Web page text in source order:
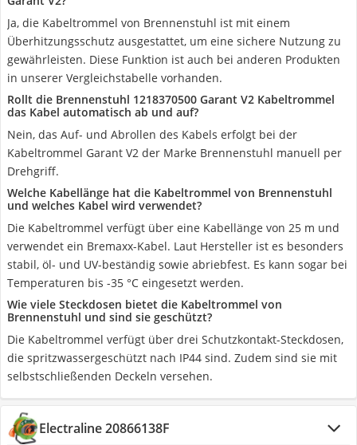
Ja, die Kabeltrommel von Brennenstuhl ist mit einem
Überhitzungsschutz ausgestattet, um eine sichere Nutzung zu
gewährleisten. Diese Funktion ist auch bei anderen Produkten
in unserer Vergleichstabelle vorhanden.
Rollt die Brennenstuhl 1218370500 Garant V2 Kabeltrommel
das Kabel automatisch ab und auf?
Nein, das Auf- und Abrollen des Kabels erfolgt bei der
Kabeltrommel Garant V2 der Marke Brennenstuhl manuell per
Drehgriff.
Welche Kabellänge hat die Kabeltrommel von Brennenstuhl
und welches Kabel wird verwendet?
Die Kabeltrommel verfügt über eine Kabellänge von 25 m und
verwendet ein Bremaxx-Kabel. Laut Hersteller ist es besonders
stabil, öl- und UV-beständig sowie abriebfest. Es kann sogar bei
Temperaturen bis -35 °C eingesetzt werden.
Wie viele Steckdosen bietet die Kabeltrommel von
Brennenstuhl und sind sie geschützt?
Die Kabeltrommel verfügt über drei Schutzkontakt-Steckdosen,
die spritzwassergeschützt nach IP44 sind. Zudem sind sie mit
selbstschließenden Deckeln versehen.
Electraline 20866138F